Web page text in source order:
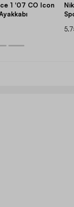
1 '07 CO Icon